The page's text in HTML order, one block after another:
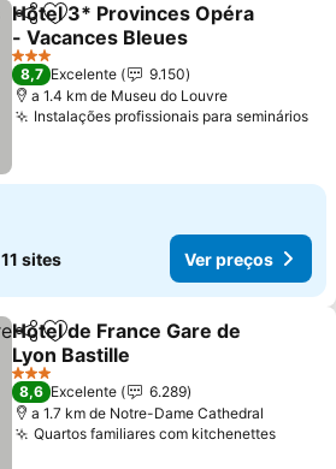
PartilharAdicionar aos favoritos
Hôtel 3* Provinces Opéra
- Vacances Bleues
Ver preços
3 Estrelas
8,7 Excelente
9.150
a 1.4 km de Museu do Louvre
Instalações profissionais para seminários
11 sites Ver preços
PartilharAdicionar aos favoritos
Hotel de France Gare de
Lyon Bastille
Ver preços
3 Estrelas
8,6 Excelente
6.289
a 1.7 km de Notre-Dame Cathedral
Quartos familiares com kitchenettesVer